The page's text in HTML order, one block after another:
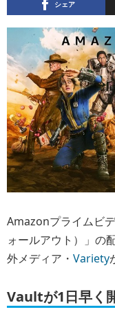
シェア
Amazonプライムビ
ォールアウト）」の
外メディア・ Variety
Vaultが1日早く